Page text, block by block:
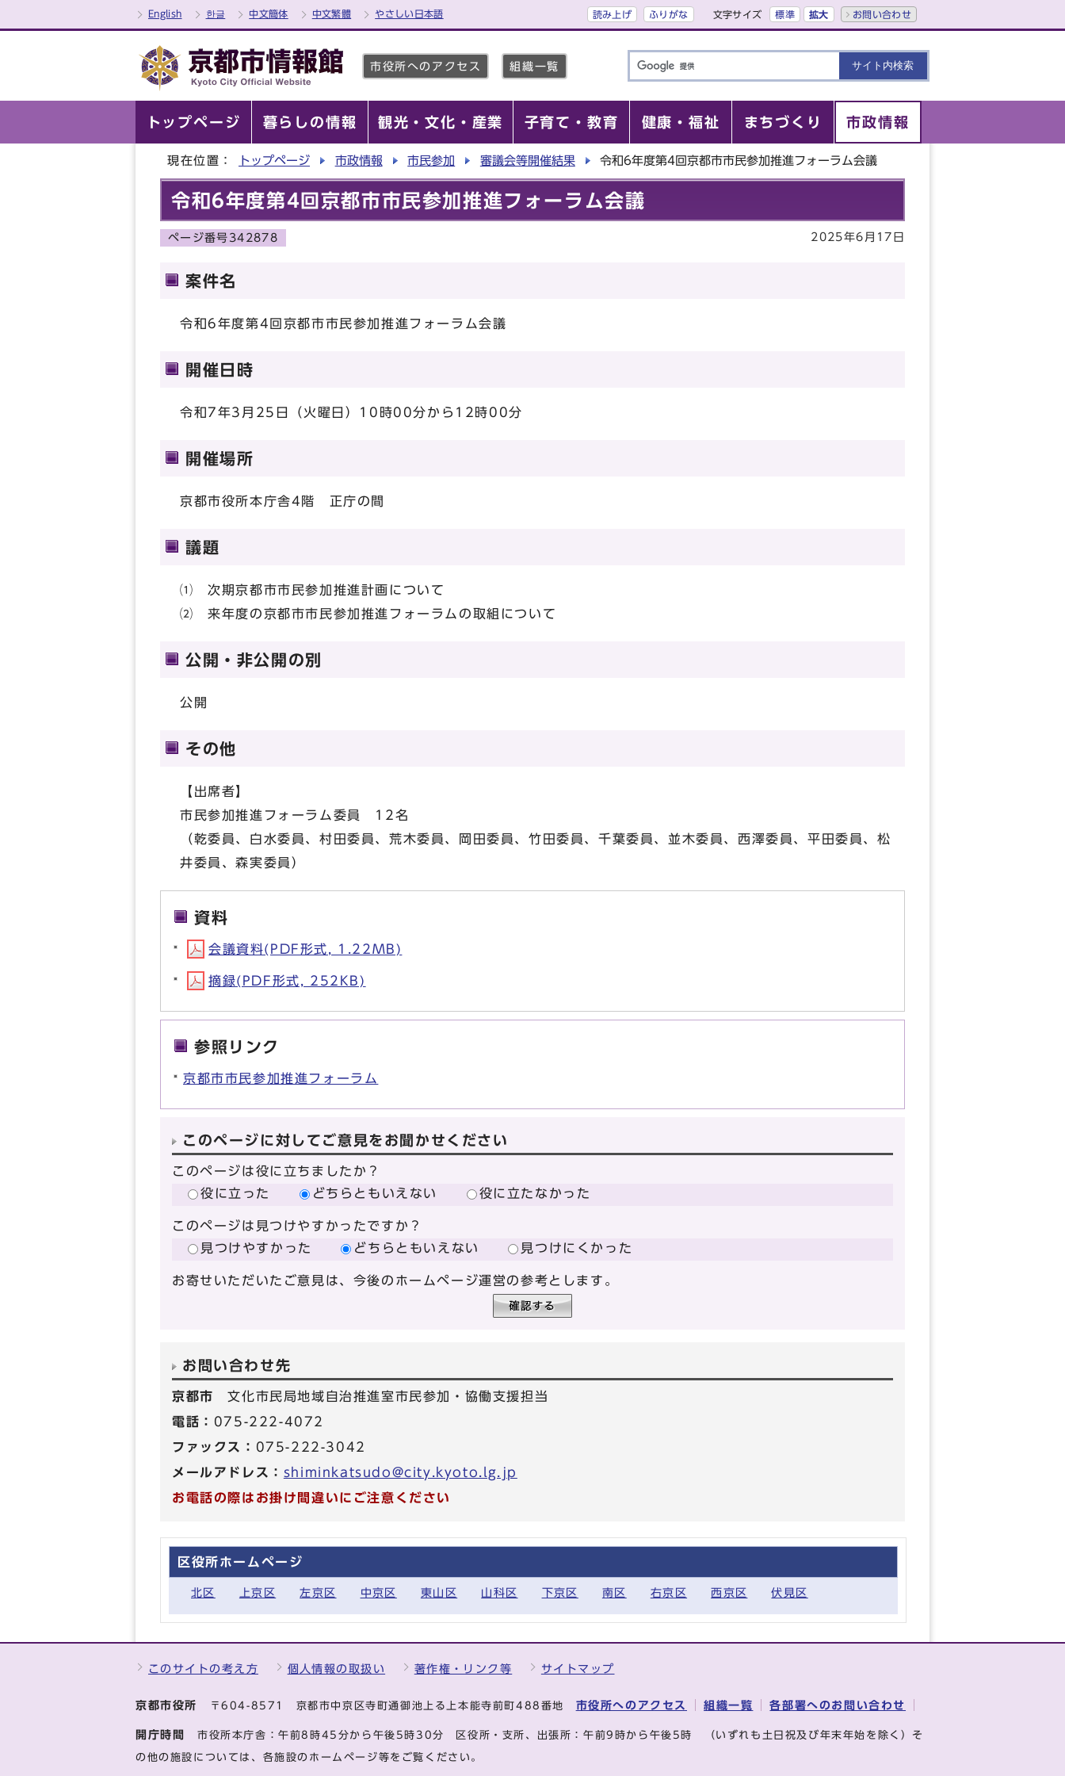
English 한글 中文簡体 中文繁體 やさしい日本語 読み上げ ふりがな 文字サイズ 標準 拡大 お問い合わせ
市役所へのアクセス 組織一覧
トップページ 暮らしの情報 観光・文化・産業 子育て・教育 健康・福祉 まちづくり 市政情報
現在位置： トップページ 市政情報 市民参加 審議会等開催結果 令和6年度第4回京都市市民参加推進フォーラム会議
令和6年度第4回京都市市民参加推進フォーラム会議
ページ番号342878 2025年6月17日
案件名
令和6年度第4回京都市市民参加推進フォーラム会議
開催日時
令和7年3月25日（火曜日）10時00分から12時00分
開催場所
京都市役所本庁舎4階 正庁の間
議題
⑴ 次期京都市市民参加推進計画について
⑵ 来年度の京都市市民参加推進フォーラムの取組について
公開・非公開の別
公開
その他
【出席者】
市民参加推進フォーラム委員 12名
（乾委員、白水委員、村田委員、荒木委員、岡田委員、竹田委員、千葉委員、並木委員、西澤委員、平田委員、松
井委員、森実委員）
資料
会議資料(PDF形式, 1.22MB)
摘録(PDF形式, 252KB)
参照リンク
京都市市民参加推進フォーラム
このページに対してご意見をお聞かせください
このページは役に立ちましたか？
役に立った
どちらともいえない 役に立たなかった
このページは見つけやすかったですか？
見つけやすかった
どちらともいえない 見つけにくかった
お寄せいただいたご意見は、今後のホームページ運営の参考とします。
お問い合わせ先
京都市文化市民局地域自治推進室市民参加・協働支援担当
電話： 075-222-4072
ファックス： 075-222-3042
メールアドレス： shiminkatsudo@city.kyoto.lg.jp
お電話の際はお掛け間違いにご注意ください
区役所ホームページ
北区 上京区 左京区 中京区 東山区 山科区 下京区 南区 右京区 西京区 伏見区
このサイトの考え方 個人情報の取扱い 著作権・リンク等 サイトマップ
京都市役所 〒604-8571 京都市中京区寺町通御池上る上本能寺前町488番地 市役所へのアクセス 組織一覧 各部署へのお問い合わせ
開庁時間 市役所本庁舎：午前8時45分から午後5時30分 区役所・支所、出張所：午前9時から午後5時 （いずれも土日祝及び年末年始を除く）そ
の他の施設については、各施設のホームページ等をご覧ください。